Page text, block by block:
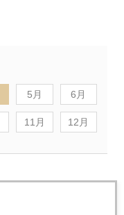
5月 6月
11月 12月